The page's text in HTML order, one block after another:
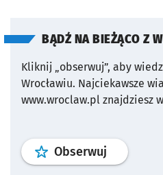
BĄDŹ NA BIEŻĄCO Z
Kliknij „obserwuj”, aby
Wrocławiu. Najciekawsze
www.wroclaw.pl znajdziesz
Obserwuj profil